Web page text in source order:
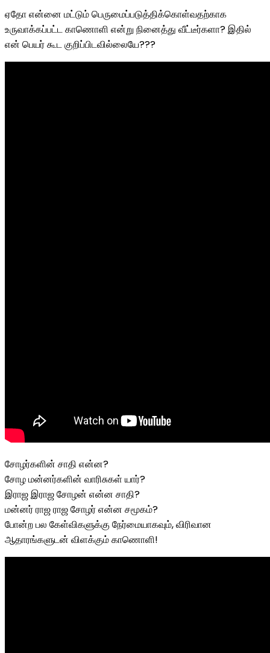
ஏதோ என்னை மட்டும் பெருமைப்படுத்திக்கொள்வதற்காக
உருவாக்கப்பட்ட காணொளி என்று நினைத்து வீட்டீர்களா? இதில்
என் பெயர் கூட குறிப்பிடவில்லையே???
சோழர்களின் சாதி என்ன?
சோழ மன்னர்களின் வாரிசுகள் யார்?
இராஜ இராஜ சோழன் என்ன சாதி?
மன்னர் ராஜ ராஜ சோழர் என்ன சமூகம்?
போன்ற பல கேள்விகளுக்கு நேர்மையாகவும், விரிவான
ஆதாரங்களுடன் விளக்கும் காணொளி!